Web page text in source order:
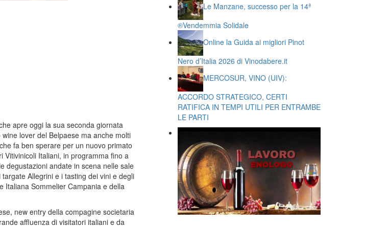
apre oggi la sua seconda giornata
lover del Belpaese ma anche molti
fa ben sperare per un nuovo primato
Vitivinicoli Italiani, in programma fino a
degustazioni andate in scena nelle sale
Allegrini e i tasting dei vini e degli
Italiana Sommelier Campania e della
new entry della compagine societaria
affluenza di visitatori italiani e da
Le Manzane, successo per la 14ª
®️Vendemmia Solidale
Online la Guida ai migliori Pinot
Nero d’Italia 2026 di Vinodabere.it
MERCOSUR, VINO (UIV):
ACCORDO STRATEGICO, CERTI
RATIFICA IN TEMPI UTILI PER ENTRAMBE
LE PARTI